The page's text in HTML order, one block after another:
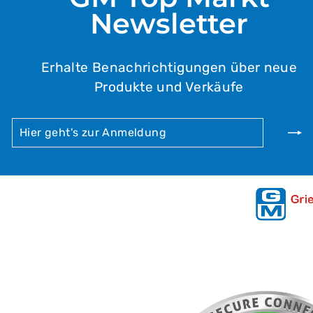
Newsletter
Erhalte Benachrichtigungen über neue
Produkte und Verkäufe
ZUR